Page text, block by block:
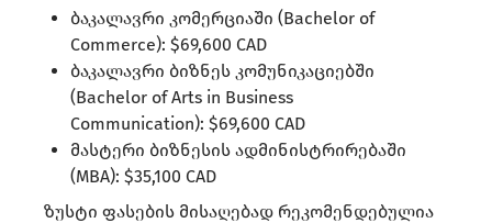
ბაკალავრი კომერციაში (Bachelor of
Commerce): $69,600 CAD​
ბაკალავრი ბიზნეს კომუნიკაციებში
(Bachelor of Arts in Business
Communication): $69,600 CAD​
მასტერი ბიზნესის ადმინისტრირებაში
(MBA): $35,100 CAD​
ზუსტი ფასების მისაღებად რეკომენდებულია